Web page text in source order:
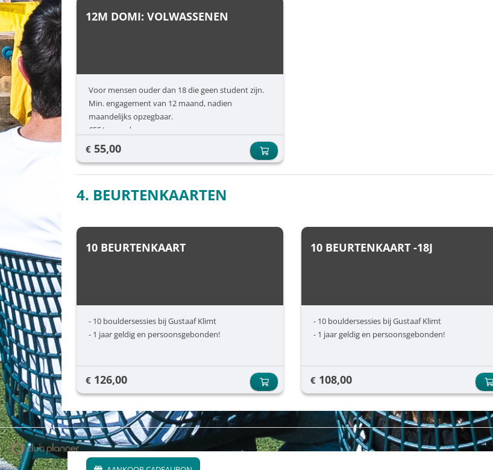
12M DOMI: VOLWASSENEN
Voor mensen ouder dan 18 die geen student zijn.
Min. engagement van 12 maand, nadien
maandelijks opzegbaar.
€55/ maand
€ 55,00
4. BEURTENKAARTEN
10 BEURTENKAART
- 10 bouldersessies bij Gustaaf Klimt
- 1 jaar geldig en persoonsgebonden!
€ 126,00
10 BEURTENKAART -18J
- 10 bouldersessies bij Gustaaf Klimt
- 1 jaar geldig en persoonsgebonden!
€ 108,00